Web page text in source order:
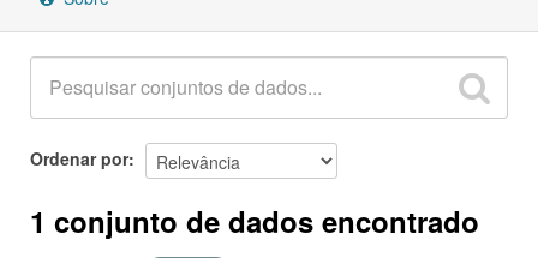
Ordenar por
1 conjunto de dados encontrado